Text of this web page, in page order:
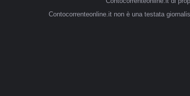
Contocorrenteonline.it non è una testata